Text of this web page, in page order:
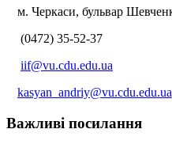
м. Черкаси, бульвар
(0472) 35-52-37
iif@vu.cdu.edu.ua
kasyan_andriy@vu.cdu.edu.ua
Важливі посилання